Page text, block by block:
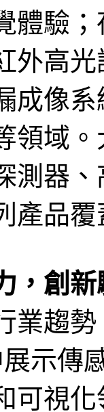
體驗
外高
成像
領域
測器
產品
，創
業趨
示傳
可視